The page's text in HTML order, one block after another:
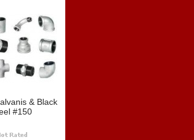
& Black
#150